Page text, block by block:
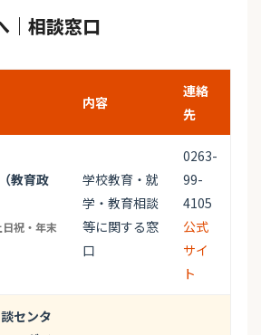
｜相談窓口
内容
連絡
先
教育政
祝・年末
学校教育・就
学・教育相談
等に関する窓
口
0263-
99-
4105
公式
サイ
ト
センタ